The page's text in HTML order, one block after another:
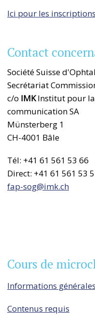
Ici pour les inscriptions
Contact
Société Suisse
Secrétariat
c/o IMKInstitut pour la
communication SA
Münsterberg 1
CH-4001 Bâle
Tél: +41 61 561 53 66
Direct: +41 61 561 53
fap-sog@imk.ch
Cours de
Informations générales
Contenus requis